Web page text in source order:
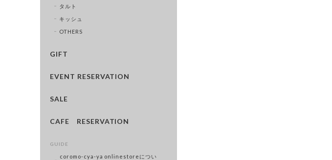
タルト
キッシュ
OTHERS
GIFT
EVENT RESERVATION
SALE
CAFE RESERVATION
GUIDE
coromo-cya-ya onlinestoreについ